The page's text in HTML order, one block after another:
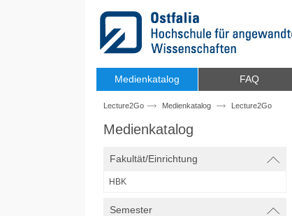
Medienkatalog FAQ
Lecture2Go Medienkatalog Lecture2Go
Medienkatalog
Fakultät/Einrichtung
HBK
Semester